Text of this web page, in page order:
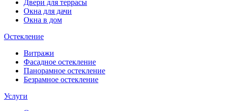
Двери для террасы
Окна для дачи
Окна в дом
Остекление
Витражи
Фасадное остекление
Панорамное остекление
Безрамное остекление
Услуги